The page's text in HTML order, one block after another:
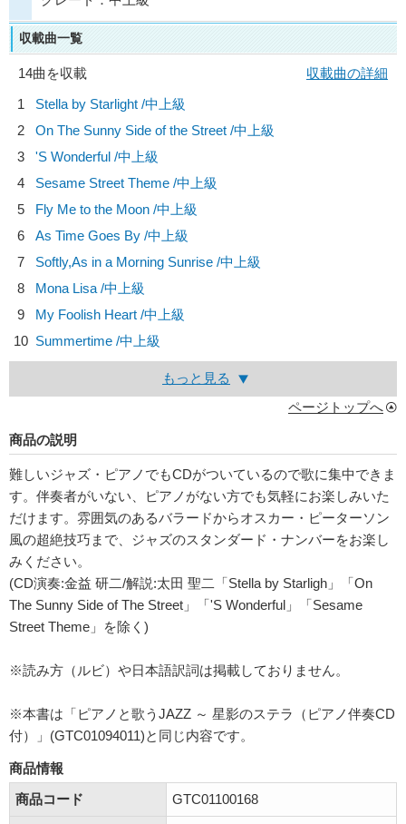
収載曲一覧
14曲を収載
収載曲の詳細
1
Stella by Starlight /中上級
2
On The Sunny Side of the Street /中上級
3
'S Wonderful /中上級
4
Sesame Street Theme /中上級
5
Fly Me to the Moon /中上級
6
As Time Goes By /中上級
7
Softly,As in a Morning Sunrise /中上級
8
Mona Lisa /中上級
9
My Foolish Heart /中上級
10 Summertime /中上級
もっと見る
ページトップへ
商品の説明
難しいジャズ・ピアノでもCDがついているので歌に集中できま
す。伴奏者がいない、ピアノがない方でも気軽にお楽しみいた
だけます。雰囲気のあるバラードからオスカー・ピーターソン
風の超絶技巧まで、ジャズのスタンダード・ナンバーをお楽し
みください。
(CD演奏:金益 研二/解説:太田 聖二「Stella by Starligh」「On
The Sunny Side of The Street」「'S Wonderful」「Sesame
Street Theme」を除く)
※読み方（ルビ）や日本語訳詞は掲載しておりません。
※本書は「ピアノと歌うJAZZ ～ 星影のステラ（ピアノ伴奏CD
付）」(GTC01094011)と同じ内容です。
商品情報
商品コード
GTC01100168